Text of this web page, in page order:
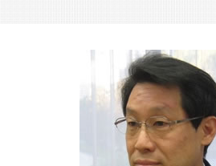
相続 配偶者居住権
日本 m&a
事業承継 m&a
株式譲渡 手続き
M&A 種類
中小企業 後継者問題
M&A 株式譲渡
事業譲渡 会社分割 違い
有限会社 事業承継
成年後見人
成年後見人 になるには
任意 後見人 できること
成年後見人 費用
相続 節税 港区 弁護士 相談
遺言書作成 品川区 弁護士 相談
事業承継 埼玉県 弁護士 相談
成年後見 世田谷区 弁護士 相談
財産管理 千葉県 弁護士 相談
不動産相続 品川区 弁護士 相談
財産管理 埼玉県 弁護士 相談